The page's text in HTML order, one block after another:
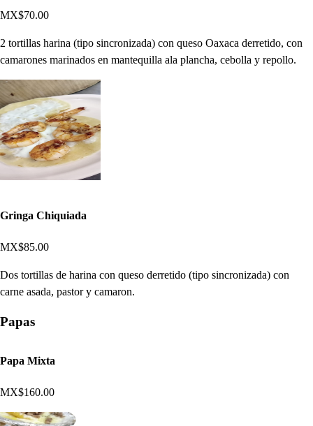
MX$70.00
2 tortillas harina (tipo sincronizada) con queso Oaxaca derretido, con
camarones marinados en mantequilla ala plancha, cebolla y repollo.
Gringa Chiquiada
MX$85.00
Dos tortillas de harina con queso derretido (tipo sincronizada) con
carne asada, pastor y camaron.
Papas
Papa Mixta
MX$160.00